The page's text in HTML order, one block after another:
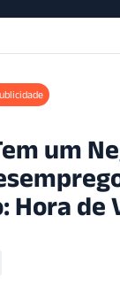
um
Hora de